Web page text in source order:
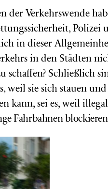
der Verkehrswende
Polizei
in dieser
in den Städten
schaffen? Schließlich
weil sie sich stauen
kann, sei es, weil
Fahrbahnen